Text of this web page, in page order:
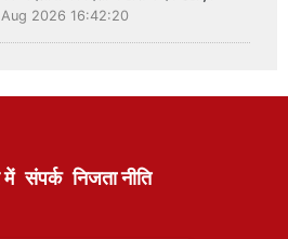
2026 16:42:20
में संपर्क निजता नीति